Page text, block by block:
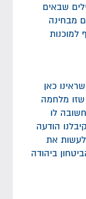
שבאים
מבחינה
למוכנות
כאן
שזו מלחמה
לו
הודעה
לעשות את
ביהודה